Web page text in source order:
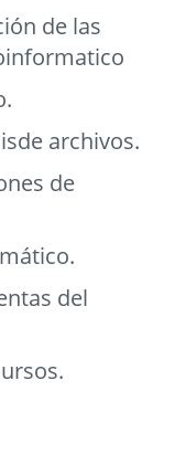
de las
archivos.
de
del